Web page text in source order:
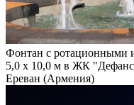
Фонтан с ротационными
5,0 х 10,0 м в ЖК "Дефанс
Ереван (Армения)